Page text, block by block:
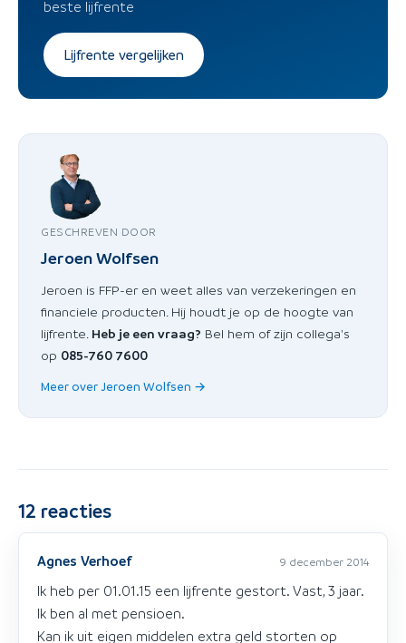
beste lijfrente
Lijfrente vergelijken
GESCHREVEN DOOR
Jeroen Wolfsen
Jeroen is FFP-er en weet alles van verzekeringen en
financiele producten. Hij houdt je op de hoogte van
lijfrente. Heb je een vraag? Bel hem of zijn collega's
op 085-760 7600
Meer over Jeroen Wolfsen →
12 reacties
Agnes Verhoef 9 december 2014
Ik heb per 01.01.15 een lijfrente gestort. Vast, 3 jaar.
Ik ben al met pensioen.
Kan ik uit eigen middelen extra geld storten op